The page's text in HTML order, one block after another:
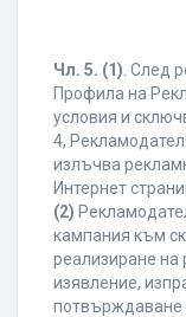
Чл. 5. (1) . След
Профила на
условия и
4,
излъчва
Интернет
(2)
кампания към
реализиране на
изявление,
потвърждаване